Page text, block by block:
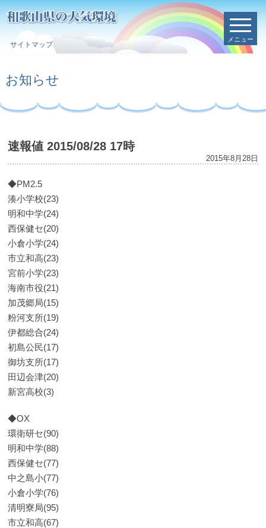
サイトマップ
メニュー
お知らせ
速報値 2015/08/28 17時
2015年8月28日
◆PM2.5
湊小学校(23)
明和中学(24)
西保健セ(20)
小倉小学(24)
市立和高(23)
宮前小学(23)
海南市役(21)
加茂郷局(15)
粉河支所(19)
伊都総合(24)
初島公民(17)
御坊支所(17)
田辺会津(20)
新宮高校(3)
◆OX
環衛研セ(90)
明和中学(88)
西保健セ(77)
中之島小(77)
小倉小学(76)
清明寮局(95)
市立和高(67)